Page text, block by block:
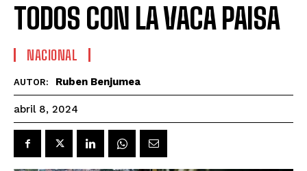
TODOS CON LA VACA PAISA
NACIONAL
AUTOR: Ruben Benjumea
abril 8, 2024